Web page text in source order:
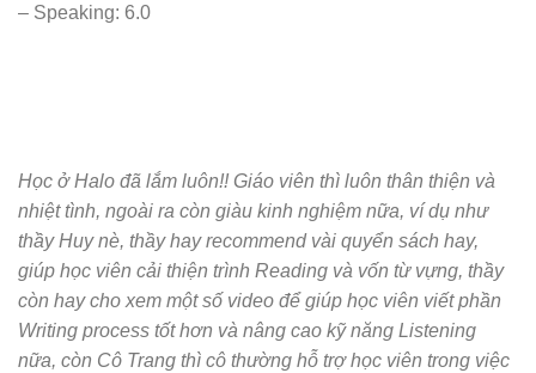
– Speaking: 6.0
Học ở Halo đã lắm luôn!! Giáo viên thì luôn thân thiện và
nhiệt tình, ngoài ra còn giàu kinh nghiệm nữa, ví dụ như
thầy Huy nè, thầy hay recommend vài quyển sách hay,
giúp học viên cải thiện trình Reading và vốn từ vựng, thầy
còn hay cho xem một số video để giúp học viên viết phần
Writing process tốt hơn và nâng cao kỹ năng Listening
nữa, còn Cô Trang thì cô thường hỗ trợ học viên trong việc